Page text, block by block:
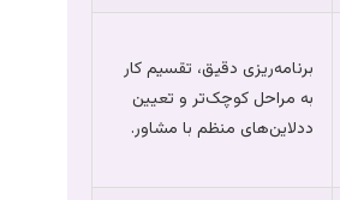
برنامه‌ریزی دقیق، تقسیم کار
به مراحل کوچک‌تر و تعیین
ددلاین‌های منظم با مشاور.